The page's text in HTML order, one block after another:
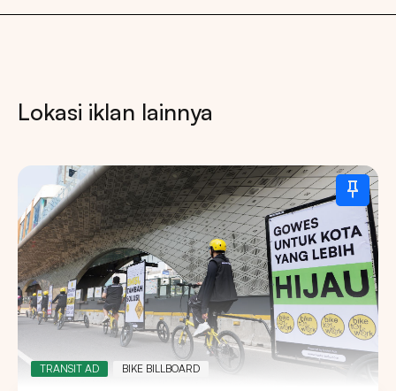
Lokasi iklan lainnya
TRANSIT AD BIKE BILLBOARD